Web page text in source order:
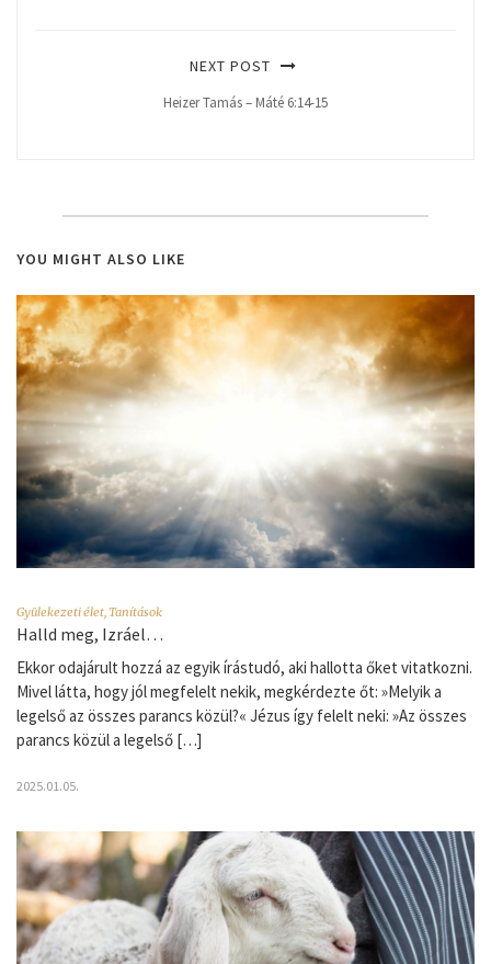
NEXT POST
Heizer Tamás – Máté 6:14-15
YOU MIGHT ALSO LIKE
Gyülekezeti élet Tanítások
Halld meg, Izráel…
Ekkor odajárult hozzá az egyik írástudó, aki hallotta őket vitatkozni.
Mivel látta, hogy jól megfelelt nekik, megkérdezte őt: »Melyik a
legelső az összes parancs közül?« Jézus így felelt neki: »Az összes
parancs közül a legelső […]
2025.01.05.